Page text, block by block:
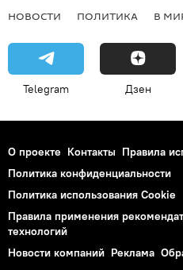
НОВОСТИ ПОЛИТИКА В
Telegram Дзен
О проекте Контакты Правила
Политика конфиденциальности
Политика использования Cookie
Правила применения
технологий
Новости компаний Реклама